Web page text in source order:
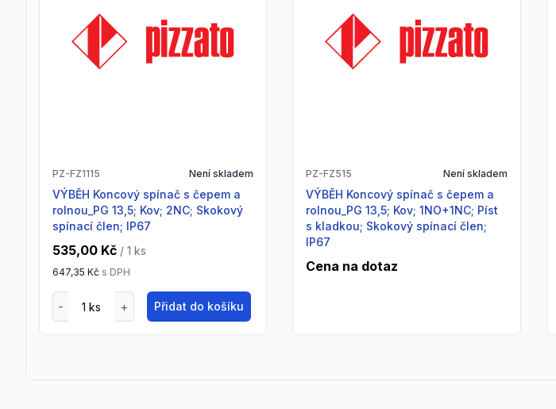
PZ-FZ1115 Není skladem
VÝBĚH Koncový spínač s čepem a
rolnou_PG 13,5; Kov; 2NC; Skokový
spínací člen; IP67
535,00 Kč / 1 ks
647,35 Kč s DPH
Přidat do košíku
PZ-FZ515 Není skladem
VÝBĚH Koncový spínač s čepem a
rolnou_PG 13,5; Kov; 1NO+1NC; Píst
s kladkou; Skokový spínací člen;
IP67
Cena na dotaz